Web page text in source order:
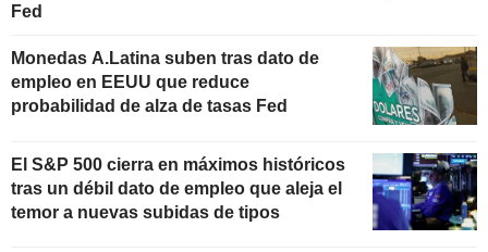
Fed
Monedas A.Latina suben tras dato de
empleo en EEUU que reduce
probabilidad de alza de tasas Fed
El S&P 500 cierra en máximos históricos
tras un débil dato de empleo que aleja el
temor a nuevas subidas de tipos